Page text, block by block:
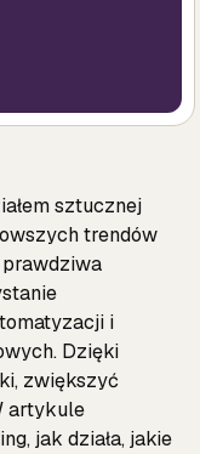
sztucznej
trendów
i
Dzięki
zwiększyć
artykule
jak działa, jakie